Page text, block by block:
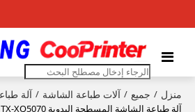
منزل / جميع / آلات طباعة الشاشة / آلة